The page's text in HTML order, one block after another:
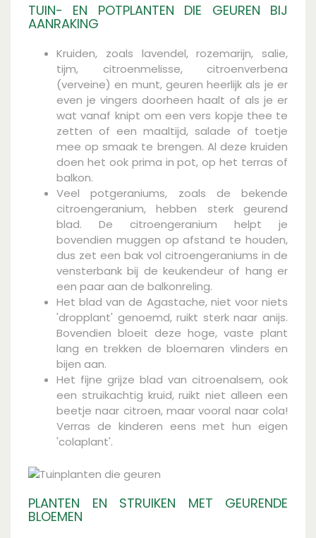
TUIN- EN POTPLANTEN DIE GEUREN BIJ
AANRAKING
Kruiden, zoals lavendel, rozemarijn, salie,
tijm, citroenmelisse, citroenverbena
(verveine) en munt, geuren heerlijk als je er
even je vingers doorheen haalt of als je er
wat vanaf knipt om een vers kopje thee te
zetten of een maaltijd, salade of toetje
mee op smaak te brengen. Al deze kruiden
doen het ook prima in pot, op het terras of
balkon.
Veel potgeraniums, zoals de bekende
citroengeranium, hebben sterk geurend
blad. De citroengeranium helpt je
bovendien muggen op afstand te houden,
dus zet een bak vol citroengeraniums in de
vensterbank bij de keukendeur of hang er
een paar aan de balkonreling.
Het blad van de Agastache, niet voor niets
'dropplant' genoemd, ruikt sterk naar anijs.
Bovendien bloeit deze hoge, vaste plant
lang en trekken de bloemaren vlinders en
bijen aan.
Het fijne grijze blad van citroenalsem, ook
een struikachtig kruid, ruikt niet alleen een
beetje naar citroen, maar vooral naar cola!
Verras de kinderen eens met hun eigen
'colaplant'.
PLANTEN EN STRUIKEN MET GEURENDE
BLOEMEN